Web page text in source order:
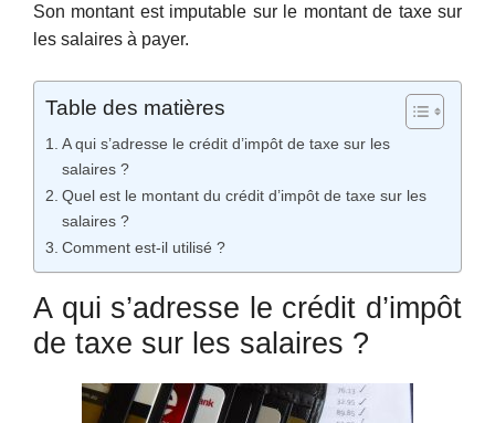
Son montant est imputable sur le montant de taxe sur
les salaires à payer.
Table des matières
A qui s’adresse le crédit d’impôt de taxe sur les
salaires ?
Quel est le montant du crédit d’impôt de taxe sur les
salaires ?
Comment est-il utilisé ?
A qui s’adresse le crédit d’impôt
de taxe sur les salaires ?